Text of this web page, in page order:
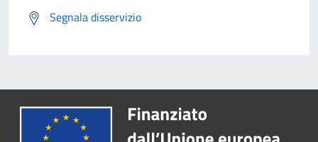
Segnala disservizio